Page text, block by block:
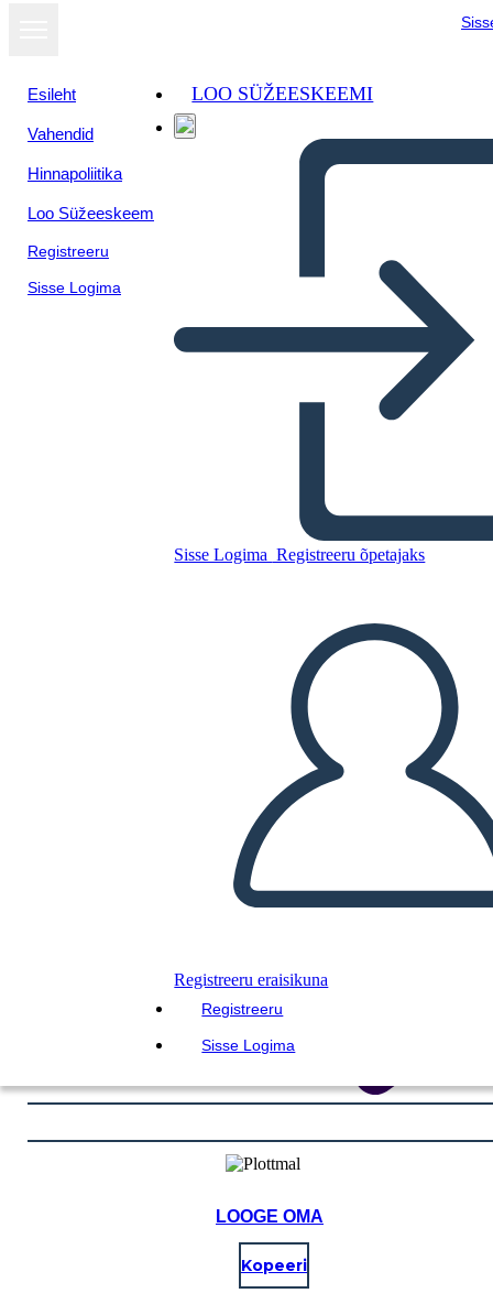
Esileht
Vahendid
Hinnapoliitika
Loo Süžeeskeem
Registreeru
Sisse Logima
LOO SÜŽEESKEEMI
Sisse Logima Registreeru õpetajaks
Registreeru eraisikuna
Registreeru
Sisse Logima
Kopeerige see süžeeskeemid
LUUA STORYBOARD
LOE MULLE
LOOGE OMA
Kopeeri